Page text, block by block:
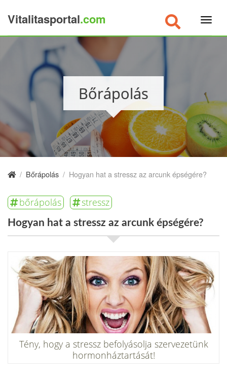
Vitalitasportal.com
Bőrápolás
/ Bőrápolás / Hogyan hat a stressz az arcunk épségére?
bőrápolás stressz
Hogyan hat a stressz az arcunk épségére?
Tény, hogy a stressz befolyásolja szervezetünk
hormonháztartá­sát!
×